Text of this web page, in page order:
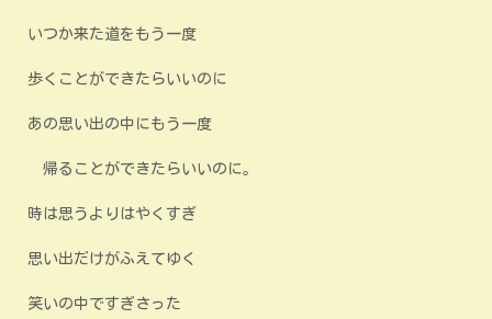
いつか来た道をもう一度
歩くことができたらいいのに
あの思い出の中にもう一度
帰ることができたらいいのに。
時は思うよりはやくすぎ
思い出だけがふえてゆく
笑いの中ですぎさった